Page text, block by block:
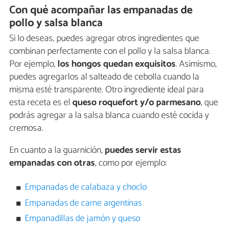
Con qué acompañar las empanadas de
pollo y salsa blanca
Si lo deseas, puedes agregar otros ingredientes que
combinan perfectamente con el pollo y la salsa blanca.
Por ejemplo,los hongos quedan exquisitos. Asimismo,
puedes agregarlos al salteado de cebolla cuando la
misma esté transparente. Otro ingrediente ideal para
esta receta es elqueso roquefort y/o parmesano, que
podrás agregar a la salsa blanca cuando esté cocida y
cremosa.
En cuanto a la guarnición,puedes servir estas
empanadas con otras, como por ejemplo:
Empanadas de calabaza y choclo
Empanadas de carne argentinas
Empanadillas de jamón y queso